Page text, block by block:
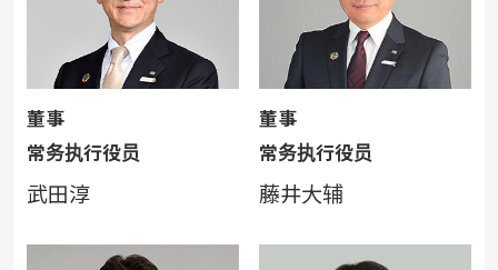
董事
常务执行役员
武田淳
董事
常务执行役员
藤井大辅